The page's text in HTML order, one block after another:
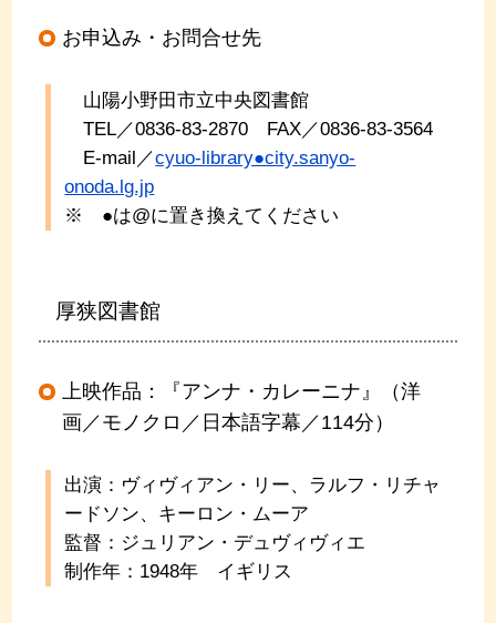
お申込み・お問合せ先
山陽小野田市立中央図書館
TEL／0836-83-2870 FAX／0836-83-3564
E-mail／cyuo-library●city.sanyo-
onoda.lg.jp
※ ●は@に置き換えてください
厚狭図書館
上映作品：『アンナ・カレーニナ』（洋
画／モノクロ／日本語字幕／114分）
出演：ヴィヴィアン・リー、ラルフ・リチャ
ードソン、キーロン・ムーア
監督：ジュリアン・デュヴィヴィエ
制作年：1948年 イギリス